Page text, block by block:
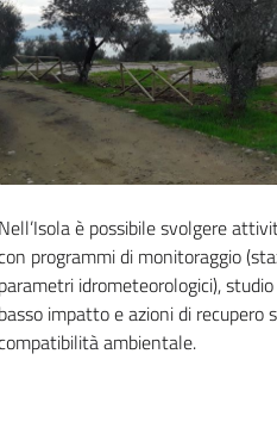
è possibile svolgere
programmi di monitoraggio
idrometeorologici),
impatto e azioni di recupero
ambientale.